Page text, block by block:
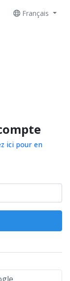
Français
ici pour en